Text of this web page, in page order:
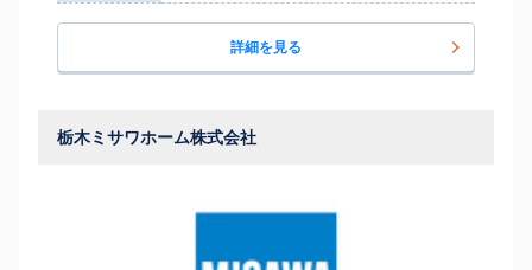
詳細を見る
栃木ミサワホーム株式会社